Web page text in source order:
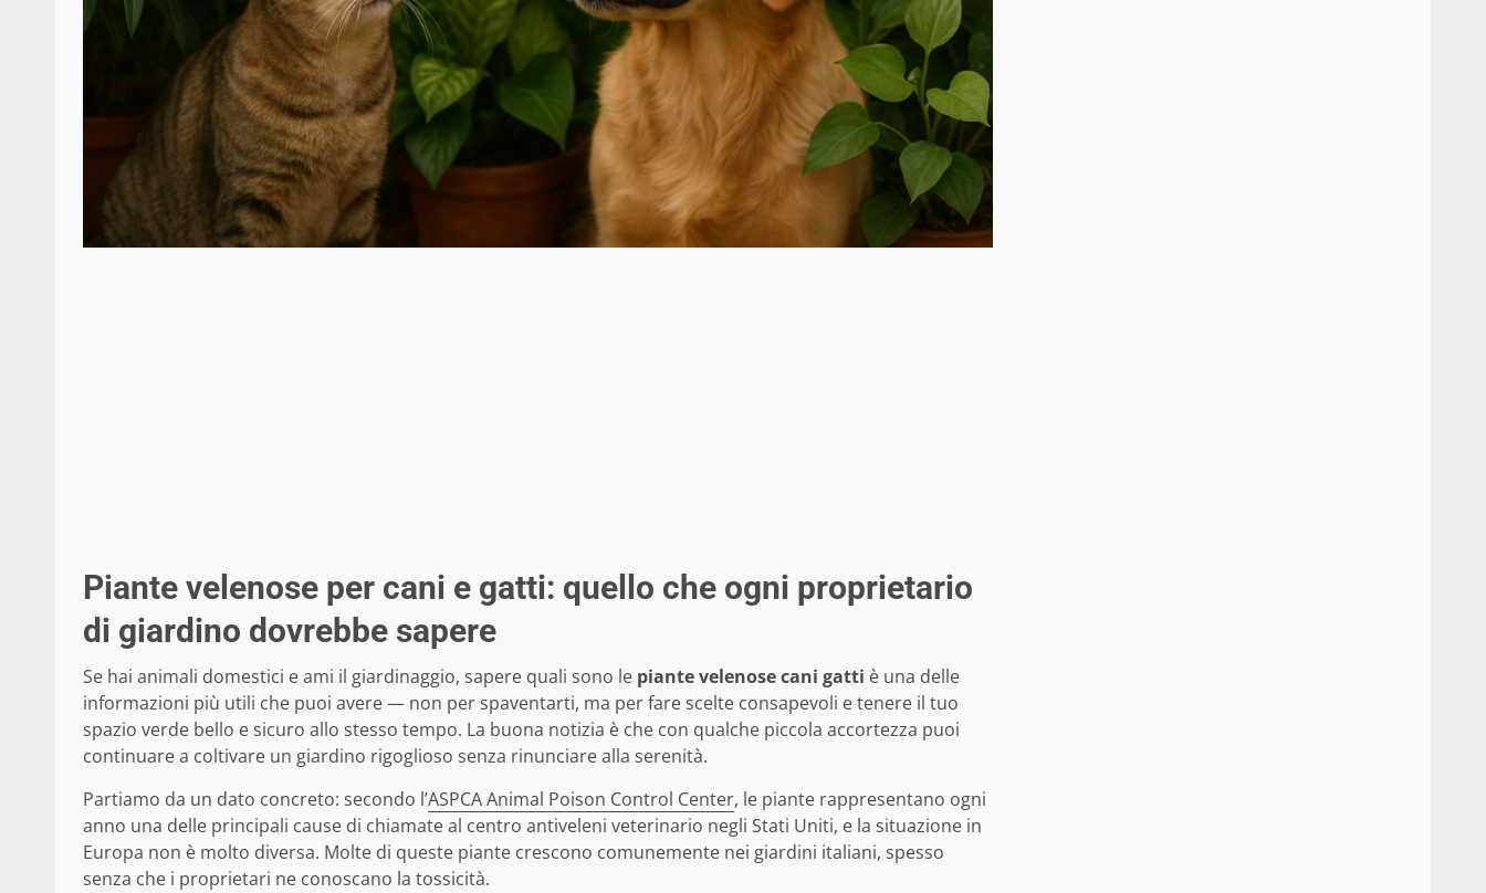
Piante velenose per cani e gatti: quello che ogni proprietario
di giardino dovrebbe sapere
Se hai animali domestici e ami il giardinaggio, sapere quali sono le piante velenose cani gatti è una delle
informazioni più utili che puoi avere — non per spaventarti, ma per fare scelte consapevoli e tenere il tuo
spazio verde bello e sicuro allo stesso tempo. La buona notizia è che con qualche piccola accortezza puoi
continuare a coltivare un giardino rigoglioso senza rinunciare alla serenità.
Partiamo da un dato concreto: secondo l’ASPCA Animal Poison Control Center, le piante rappresentano ogni
anno una delle principali cause di chiamate al centro antiveleni veterinario negli Stati Uniti, e la situazione in
Europa non è molto diversa. Molte di queste piante crescono comunemente nei giardini italiani, spesso
senza che i proprietari ne conoscano la tossicità.